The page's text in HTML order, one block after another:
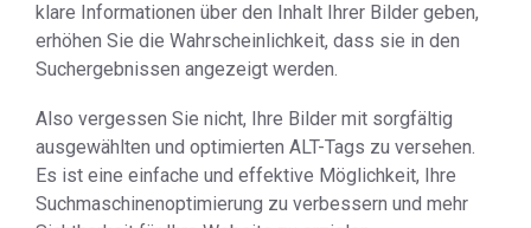
klare Informationen über den Inhalt Ihrer Bilder geben,
erhöhen Sie die Wahrscheinlichkeit, dass sie in den
Suchergebnissen angezeigt werden.
Also vergessen Sie nicht, Ihre Bilder mit sorgfältig
ausgewählten und optimierten ALT-Tags zu versehen.
Es ist eine einfache und effektive Möglichkeit, Ihre
Suchmaschinenoptimierung zu verbessern und mehr